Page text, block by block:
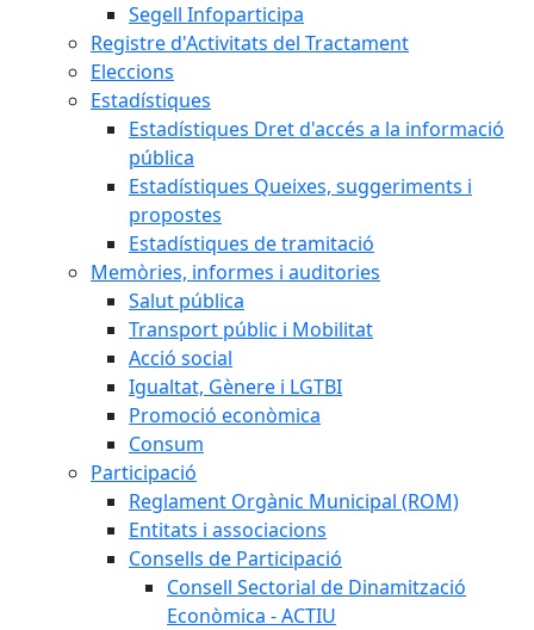
Segell Infoparticipa
Registre d'Activitats del Tractament
Eleccions
Estadístiques
Estadístiques Dret d'accés a la informació
pública
Estadístiques Queixes, suggeriments i
propostes
Estadístiques de tramitació
Memòries, informes i auditories
Salut pública
Transport públic i Mobilitat
Acció social
Igualtat, Gènere i LGTBI
Promoció econòmica
Consum
Participació
Reglament Orgànic Municipal (ROM)
Entitats i associacions
Consells de Participació
Consell Sectorial de Dinamització
Econòmica - ACTIU